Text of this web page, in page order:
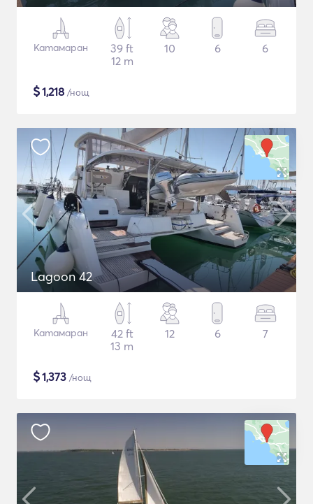
Катамаран
39 ft
12 m
10 6 6
$1,218 /нощ
Lagoon 42
Катамаран
42 ft
13 m
12 6 7
$1,373 /нощ